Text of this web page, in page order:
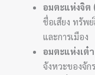
อมตะแห่งจิต
ชื่อเสียง ทรัพ
และการเมือง
อมตะแห่งเต๋
จังหวะของจัก